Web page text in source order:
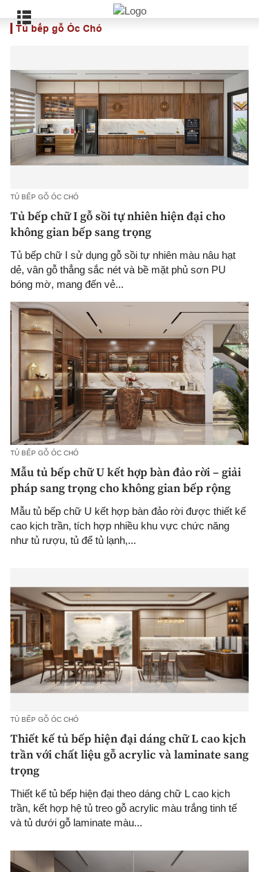
Tủ bếp gỗ Óc Chó
TỦ BẾP GỖ ÓC CHÓ
Tủ bếp chữ I gỗ sồi tự nhiên hiện đại cho
không gian bếp sang trọng
Tủ bếp chữ I sử dụng gỗ sồi tự nhiên màu nâu hạt
dẻ, vân gỗ thẳng sắc nét và bề mặt phủ sơn PU
bóng mờ, mang đến vẻ...
TỦ BẾP GỖ ÓC CHÓ
Mẫu tủ bếp chữ U kết hợp bàn đảo rời – giải
pháp sang trọng cho không gian bếp rộng
Mẫu tủ bếp chữ U kết hợp bàn đảo rời được thiết kế
cao kịch trần, tích hợp nhiều khu vực chức năng
như tủ rượu, tủ để tủ lạnh,...
TỦ BẾP GỖ ÓC CHÓ
Thiết kế tủ bếp hiện đại dáng chữ L cao kịch
trần với chất liệu gỗ acrylic và laminate sang
trọng
Thiết kế tủ bếp hiện đại theo dáng chữ L cao kịch
trần, kết hợp hệ tủ treo gỗ acrylic màu trắng tinh tế
và tủ dưới gỗ laminate màu...